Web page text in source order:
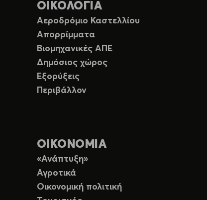
ΟΙΚΟΛΟΓΙΑ
Αεροδρόμιο Καστελλίου
Απορρίμματα
Βιομηχανικές ΑΠΕ
Δημόσιος χώρος
Εξορύξεις
Περιβάλλον
ΟΙΚΟΝΟΜΙΑ
«Ανάπτυξη»
Αγροτικά
Οικονομική πολιτική